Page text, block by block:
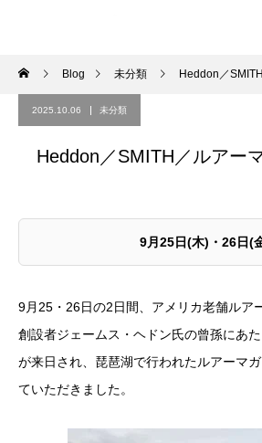
Blog 未分類 Heddon／
2025.10.06 未分類
Heddon／SMITH／ルアー
9月25日(木)・26日(
9月25・26日の2日間、アメリカ老舗ルア
創設者ジェームス・ヘドン氏の曾孫にあ
が来日され、琵琶湖で行われたルアーマ
ていただきました。